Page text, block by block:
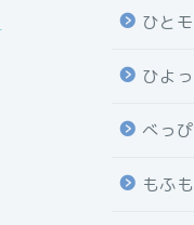
ひと
ひよ
べっ
もふ